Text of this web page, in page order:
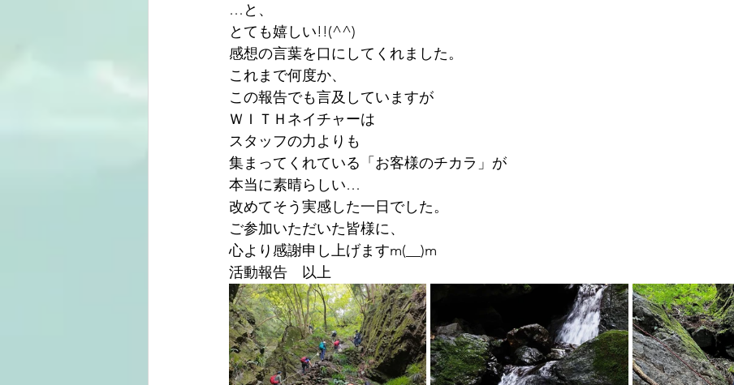
…と、
とても嬉しい!!(^^)
感想の言葉を口にしてくれました。
これまで何度か、
この報告でも言及していますが
ＷＩＴＨネイチャーは
スタッフの力よりも
集まってくれている「お客様のチカラ」が
本当に素晴らしい…
改めてそう実感した一日でした。
ご参加いただいた皆様に、
心より感謝申し上げますm(__)m
活動報告　以上